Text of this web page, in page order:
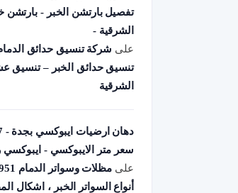
تفصيل بارتشن الخبر -
الشرقية -
على
تنسيق حدائق الخبر –
الشرقية
سعر متر الايبوكسي - ايبوكسي
على
أنواع السواتر الخبر ، اشكال